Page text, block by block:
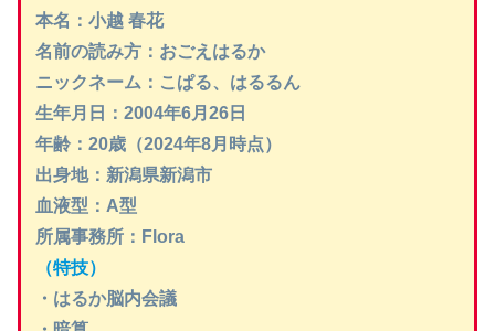
本名：小越 春花
名前の読み方：おごえはるか
ニックネーム：こぱる、はるるん
生年月日：2004年6月26日
年齢：20歳（2024年8月時点）
出身地：新潟県新潟市
血液型：A型
所属事務所：Flora
（特技）
・はるか脳内会議